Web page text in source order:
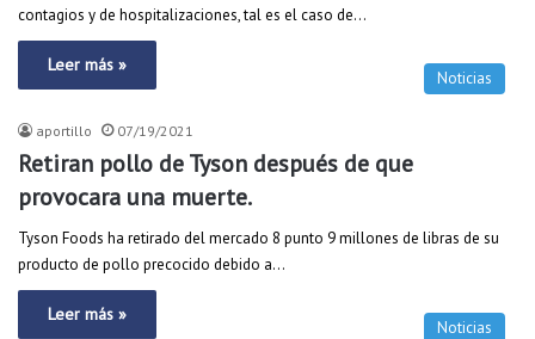
contagios y de hospitalizaciones, tal es el caso de…
Leer más »
Noticias
aportillo 07/19/2021
Retiran pollo de Tyson después de que
provocara una muerte.
Tyson Foods ha retirado del mercado 8 punto 9 millones de libras de su
producto de pollo precocido debido a…
Leer más »
Noticias